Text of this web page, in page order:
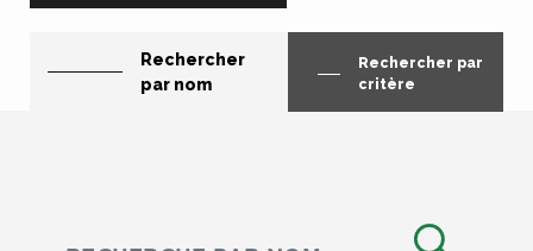
Rechercher
par nom
Rechercher par
critère